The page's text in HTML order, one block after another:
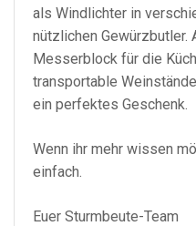
als Windlichter in
nützlichen Gewürzbutler.
Messerblock für die
transportable
ein perfektes Geschenk.
Wenn ihr mehr wissen
einfach.
Euer Sturmbeute-Team